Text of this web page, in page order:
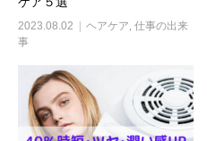
2023.08.02 ヘアケア, 仕事の出来
事